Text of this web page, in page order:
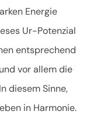
Energie
Ur-Potenzial
entsprechend
vor allem die
diesem Sinne,
in Harmonie.